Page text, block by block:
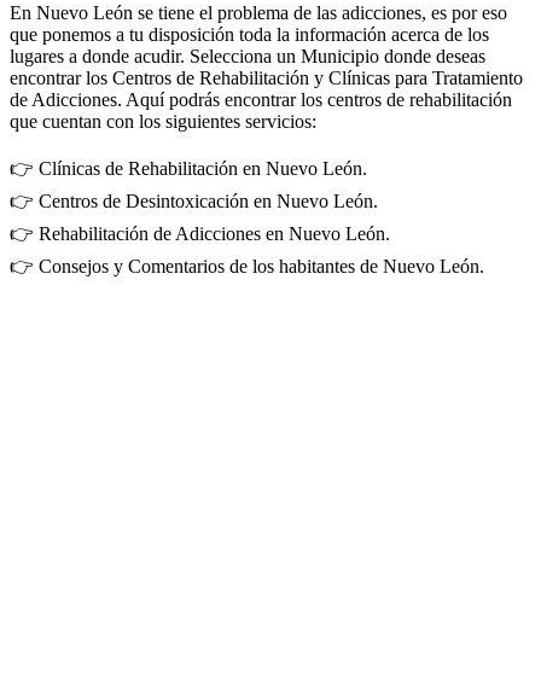
En Nuevo León se tiene el problema de las adicciones, es por eso
que ponemos a tu disposición toda la información acerca de los
lugares a donde acudir. Selecciona un Municipio donde deseas
encontrar los Centros de Rehabilitación y Clínicas para Tratamiento
de Adicciones. Aquí podrás encontrar los centros de rehabilitación
que cuentan con los siguientes servicios:
👉 Clínicas de Rehabilitación en Nuevo León.
👉 Centros de Desintoxicación en Nuevo León.
👉 Rehabilitación de Adicciones en Nuevo León.
👉 Consejos y Comentarios de los habitantes de Nuevo León.